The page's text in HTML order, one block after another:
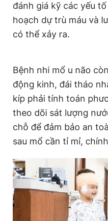
đánh giá kỹ các yếu
hoạch dự trù máu và
có thể xảy ra.
Bệnh nhi mổ u não
động kinh, đái tháo
kíp phải tính toán
theo dõi sát lượng
chỗ để đảm bảo an
sau mổ cần tỉ mỉ,